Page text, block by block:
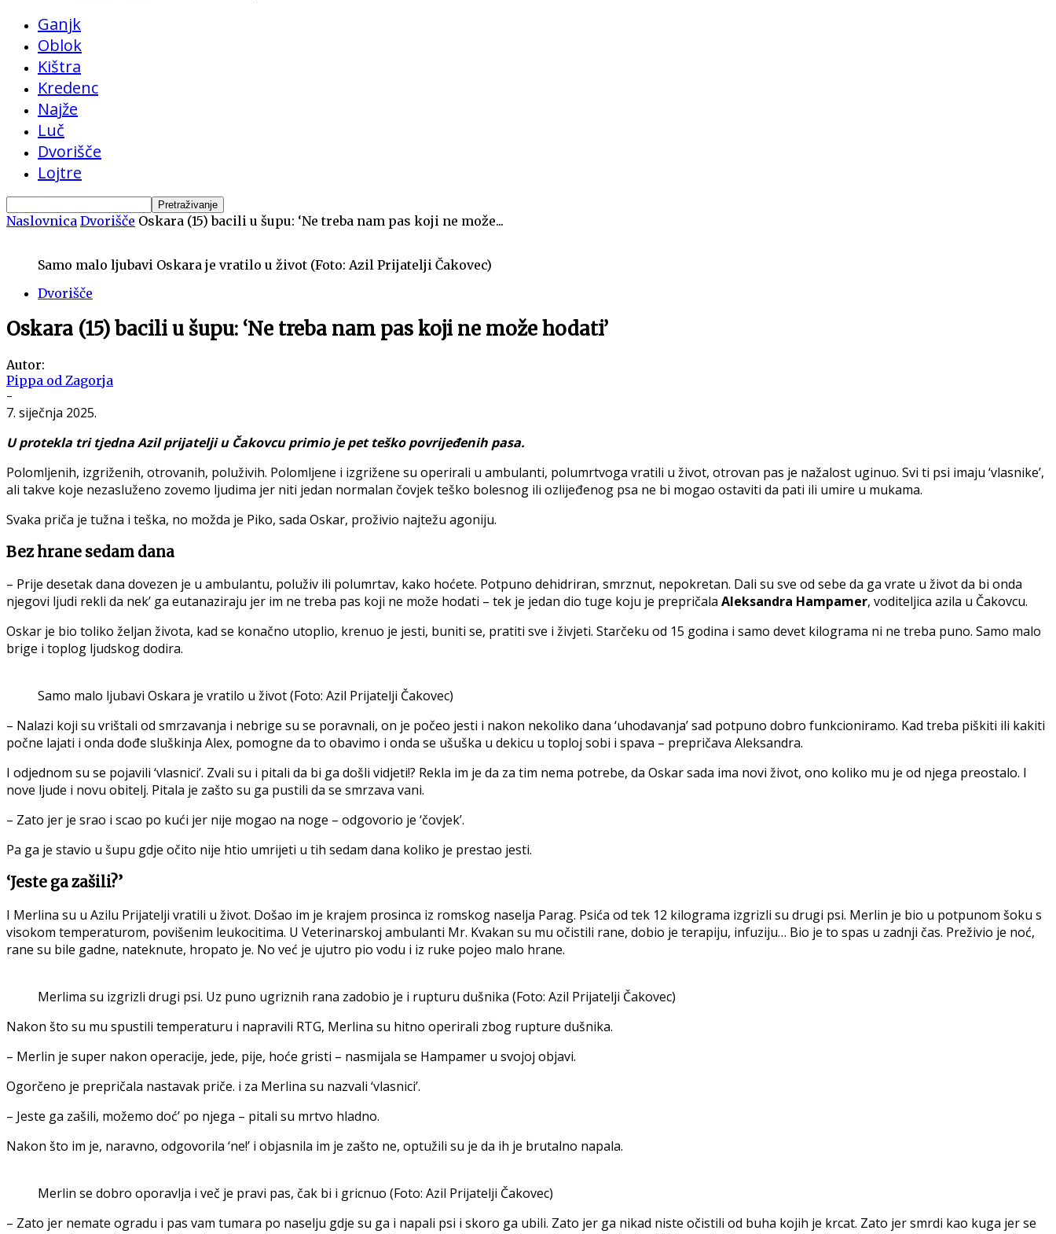
Ganjk
Oblok
Kištra
Kredenc
Najže
Luč
Dvorišče
Lojtre
Naslovnica Dvorišče Oskara (15) bacili u šupu: ‘Ne treba nam pas koji ne može...
Samo malo ljubavi Oskara je vratilo u život (Foto: Azil Prijatelji Čakovec)
Dvorišče
Oskara (15) bacili u šupu: ‘Ne treba nam pas koji ne može hodati’
Autor:
Pippa od Zagorja
-
7. siječnja 2025.
U protekla tri tjedna Azil prijatelji u Čakovcu primio je pet teško povrijeđenih pasa.
Polomljenih, izgriženih, otrovanih, poluživih. Polomljene i izgrižene su operirali u ambulanti, polumrtvoga vratili u život, otrovan pas je nažalost uginuo. Svi ti psi imaju ‘vlasnike’,
ali takve koje nezasluženo zovemo ljudima jer niti jedan normalan čovjek teško bolesnog ili ozlijeđenog psa ne bi mogao ostaviti da pati ili umire u mukama.
Svaka priča je tužna i teška, no možda je Piko, sada Oskar, proživio najtežu agoniju.
Bez hrane sedam dana
– Prije desetak dana dovezen je u ambulantu, poluživ ili polumrtav, kako hoćete. Potpuno dehidriran, smrznut, nepokretan. Dali su sve od sebe da ga vrate u život da bi onda
njegovi ljudi rekli da nek’ ga eutanaziraju jer im ne treba pas koji ne može hodati – tek je jedan dio tuge koju je prepričala Aleksandra Hampamer, voditeljica azila u Čakovcu.
Oskar je bio toliko željan života, kad se konačno utoplio, krenuo je jesti, buniti se, pratiti sve i živjeti. Starčeku od 15 godina i samo devet kilograma ni ne treba puno. Samo malo
brige i toplog ljudskog dodira.
Samo malo ljubavi Oskara je vratilo u život (Foto: Azil Prijatelji Čakovec)
– Nalazi koji su vrištali od smrzavanja i nebrige su se poravnali, on je počeo jesti i nakon nekoliko dana ‘uhodavanja’ sad potpuno dobro funkcioniramo. Kad treba piškiti ili kakiti
počne lajati i onda dođe sluškinja Alex, pomogne da to obavimo i onda se ušuška u dekicu u toploj sobi i spava – prepričava Aleksandra.
I odjednom su se pojavili ‘vlasnici’. Zvali su i pitali da bi ga došli vidjeti!? Rekla im je da za tim nema potrebe, da Oskar sada ima novi život, ono koliko mu je od njega preostalo. I
nove ljude i novu obitelj. Pitala je zašto su ga pustili da se smrzava vani.
– Zato jer je srao i scao po kući jer nije mogao na noge – odgovorio je ‘čovjek’.
Pa ga je stavio u šupu gdje očito nije htio umrijeti u tih sedam dana koliko je prestao jesti.
‘Jeste ga zašili?’
I Merlina su u Azilu Prijatelji vratili u život. Došao im je krajem prosinca iz romskog naselja Parag. Psića od tek 12 kilograma izgrizli su drugi psi. Merlin je bio u potpunom šoku s
visokom temperaturom, povišenim leukocitima. U Veterinarskoj ambulanti Mr. Kvakan su mu očistili rane, dobio je terapiju, infuziju… Bio je to spas u zadnji čas. Preživio je noć,
rane su bile gadne, nateknute, hropato je. No već je ujutro pio vodu i iz ruke pojeo malo hrane.
Merlima su izgrizli drugi psi. Uz puno ugriznih rana zadobio je i rupturu dušnika (Foto: Azil Prijatelji Čakovec)
Nakon što su mu spustili temperaturu i napravili RTG, Merlina su hitno operirali zbog rupture dušnika.
– Merlin je super nakon operacije, jede, pije, hoće gristi – nasmijala se Hampamer u svojoj objavi.
Ogorčeno je prepričala nastavak priče. i za Merlina su nazvali ‘vlasnici’.
– Jeste ga zašili, možemo doć’ po njega – pitali su mrtvo hladno.
Nakon što im je, naravno, odgovorila ‘ne!’ i objasnila im je zašto ne, optužili su je da ih je brutalno napala.
Merlin se dobro oporavlja i več je pravi pas, čak bi i gricnuo (Foto: Azil Prijatelji Čakovec)
– Zato jer nemate ogradu i pas vam tumara po naselju gdje su ga i napali psi i skoro ga ubili. Zato jer ga nikad niste očistili od buha kojih je krcat. Zato jer smrdi kao kuga jer se